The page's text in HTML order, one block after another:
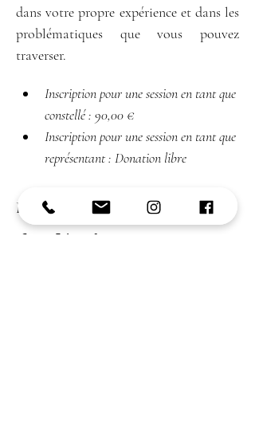
dans votre propre expérience et dans les
problématiques que vous pouvez
traverser.
Inscription pour une session en tant que
constellé : 90,00 €​
Inscription pour une session en tant que
représentant : Donation libre
Partager cet événement